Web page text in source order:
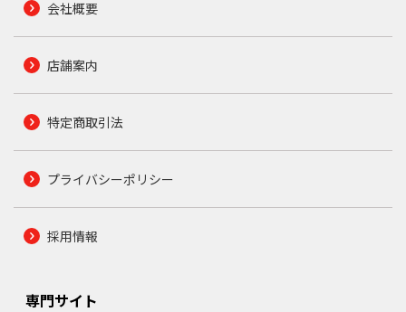
会社概要
店舗案内
特定商取引法
プライバシーポリシー
採用情報
専門サイト